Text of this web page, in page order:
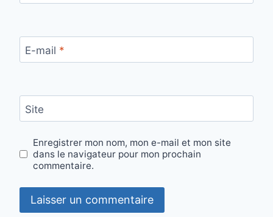
E-mail *
Site
Enregistrer mon nom, mon e-mail et mon site
dans le navigateur pour mon prochain
commentaire.